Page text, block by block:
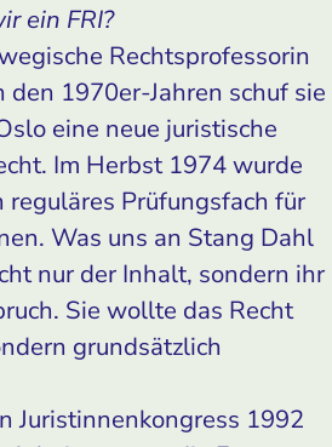
ein FRI?
Rechtsprofessorin
den 1970er-Jahren schuf sie
eine neue juristische
Im Herbst 1974 wurde
Prüfungsfach für
Was uns an Stang Dahl
nur der Inhalt, sondern ihr
Sie wollte das Recht
grundsätzlich
Juristinnenkongress 1992